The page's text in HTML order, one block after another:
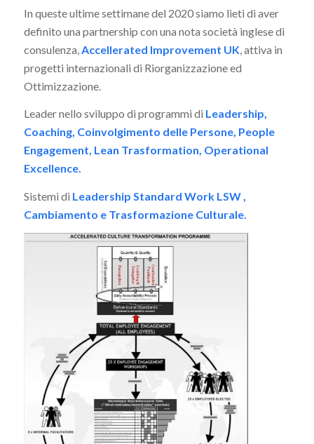
In queste ultime settimane del 2020 siamo lieti di aver
definito una partnership con una nota società inglese di
consulenza, Accellerated Improvement UK , attiva in
progetti internazionali di Riorganizzazione ed
Ottimizzazione.
Leader nello sviluppo di programmi di Leadership,
Coaching, Coinvolgimento delle Persone, People
Engagement, Lean Trasformation, Operational
Excellence.
Sistemi di Leadership Standard Work LSW ,
Cambiamento e Trasformazione Culturale.